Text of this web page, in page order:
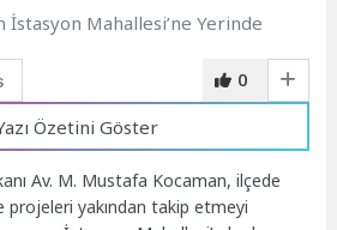
0
Özetini Göster
Av. M. Mustafa Kocaman, ilçede
projeleri yakından takip etmeyi